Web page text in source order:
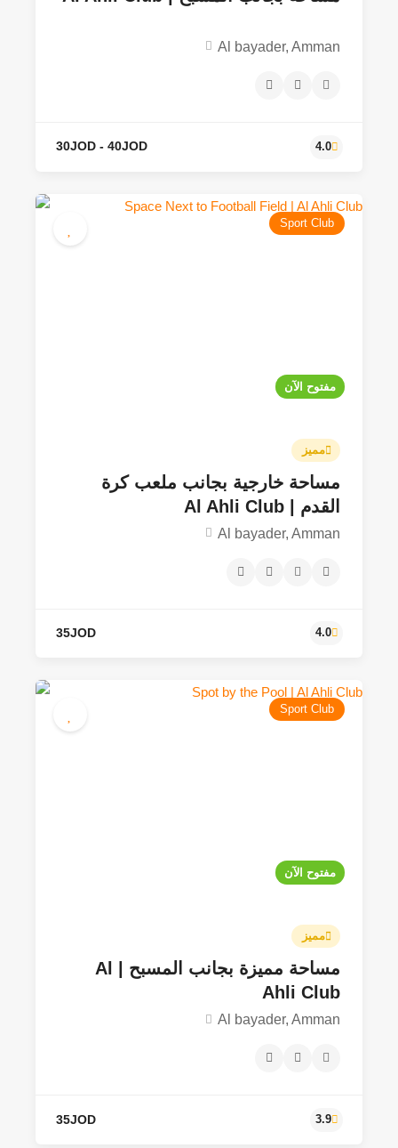
Al bayader, Amman
مفتوح الآن
Sport Club
مميز
مساحة خارجية بجانب ملعب كرة
القدم | Al Ahli Club
Al bayader, Amman
مفتوح الآن
Sport Club
مميز
مساحة مميزة بجانب المسبح | Al
Ahli Club
Al bayader, Amman